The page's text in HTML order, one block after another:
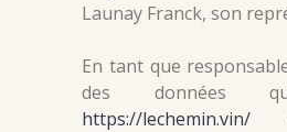
Launay Franck, son
En tant que
des données
https://lechemin.vin/